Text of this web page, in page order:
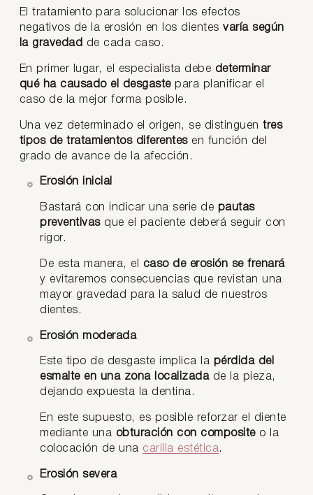
El tratamiento para solucionar los efectos
negativos de la erosión en los dientesvaría según
la gravedad de cada caso.
En primer lugar, el especialista debe determinar
qué ha causado el desgastepara planificar el
caso de la mejor forma posible.
Una vez determinado el origen, se distinguentres
tipos de tratamientos diferentesen función del
grado de avance de la afección.
Erosión inicial
Bastará con indicar una serie de pautas
preventivasque el paciente deberá seguir con
rigor.
De esta manera, el caso de erosión se frenará
y evitaremos consecuencias que revistan una
mayor gravedad para la salud de nuestros
dientes.
Erosión moderada
Este tipo de desgaste implica la pérdida del
esmalte en una zona localizada de la pieza,
dejando expuesta la dentina.
En este supuesto, es posible reforzar el diente
mediante una obturación con compositeo la
colocación de una carilla estética .
Erosión severa